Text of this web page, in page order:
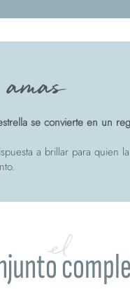
se convierte en un
a brillar para quien
el